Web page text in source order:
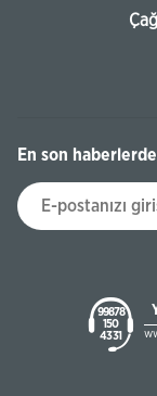
En son
99878
150
43 31